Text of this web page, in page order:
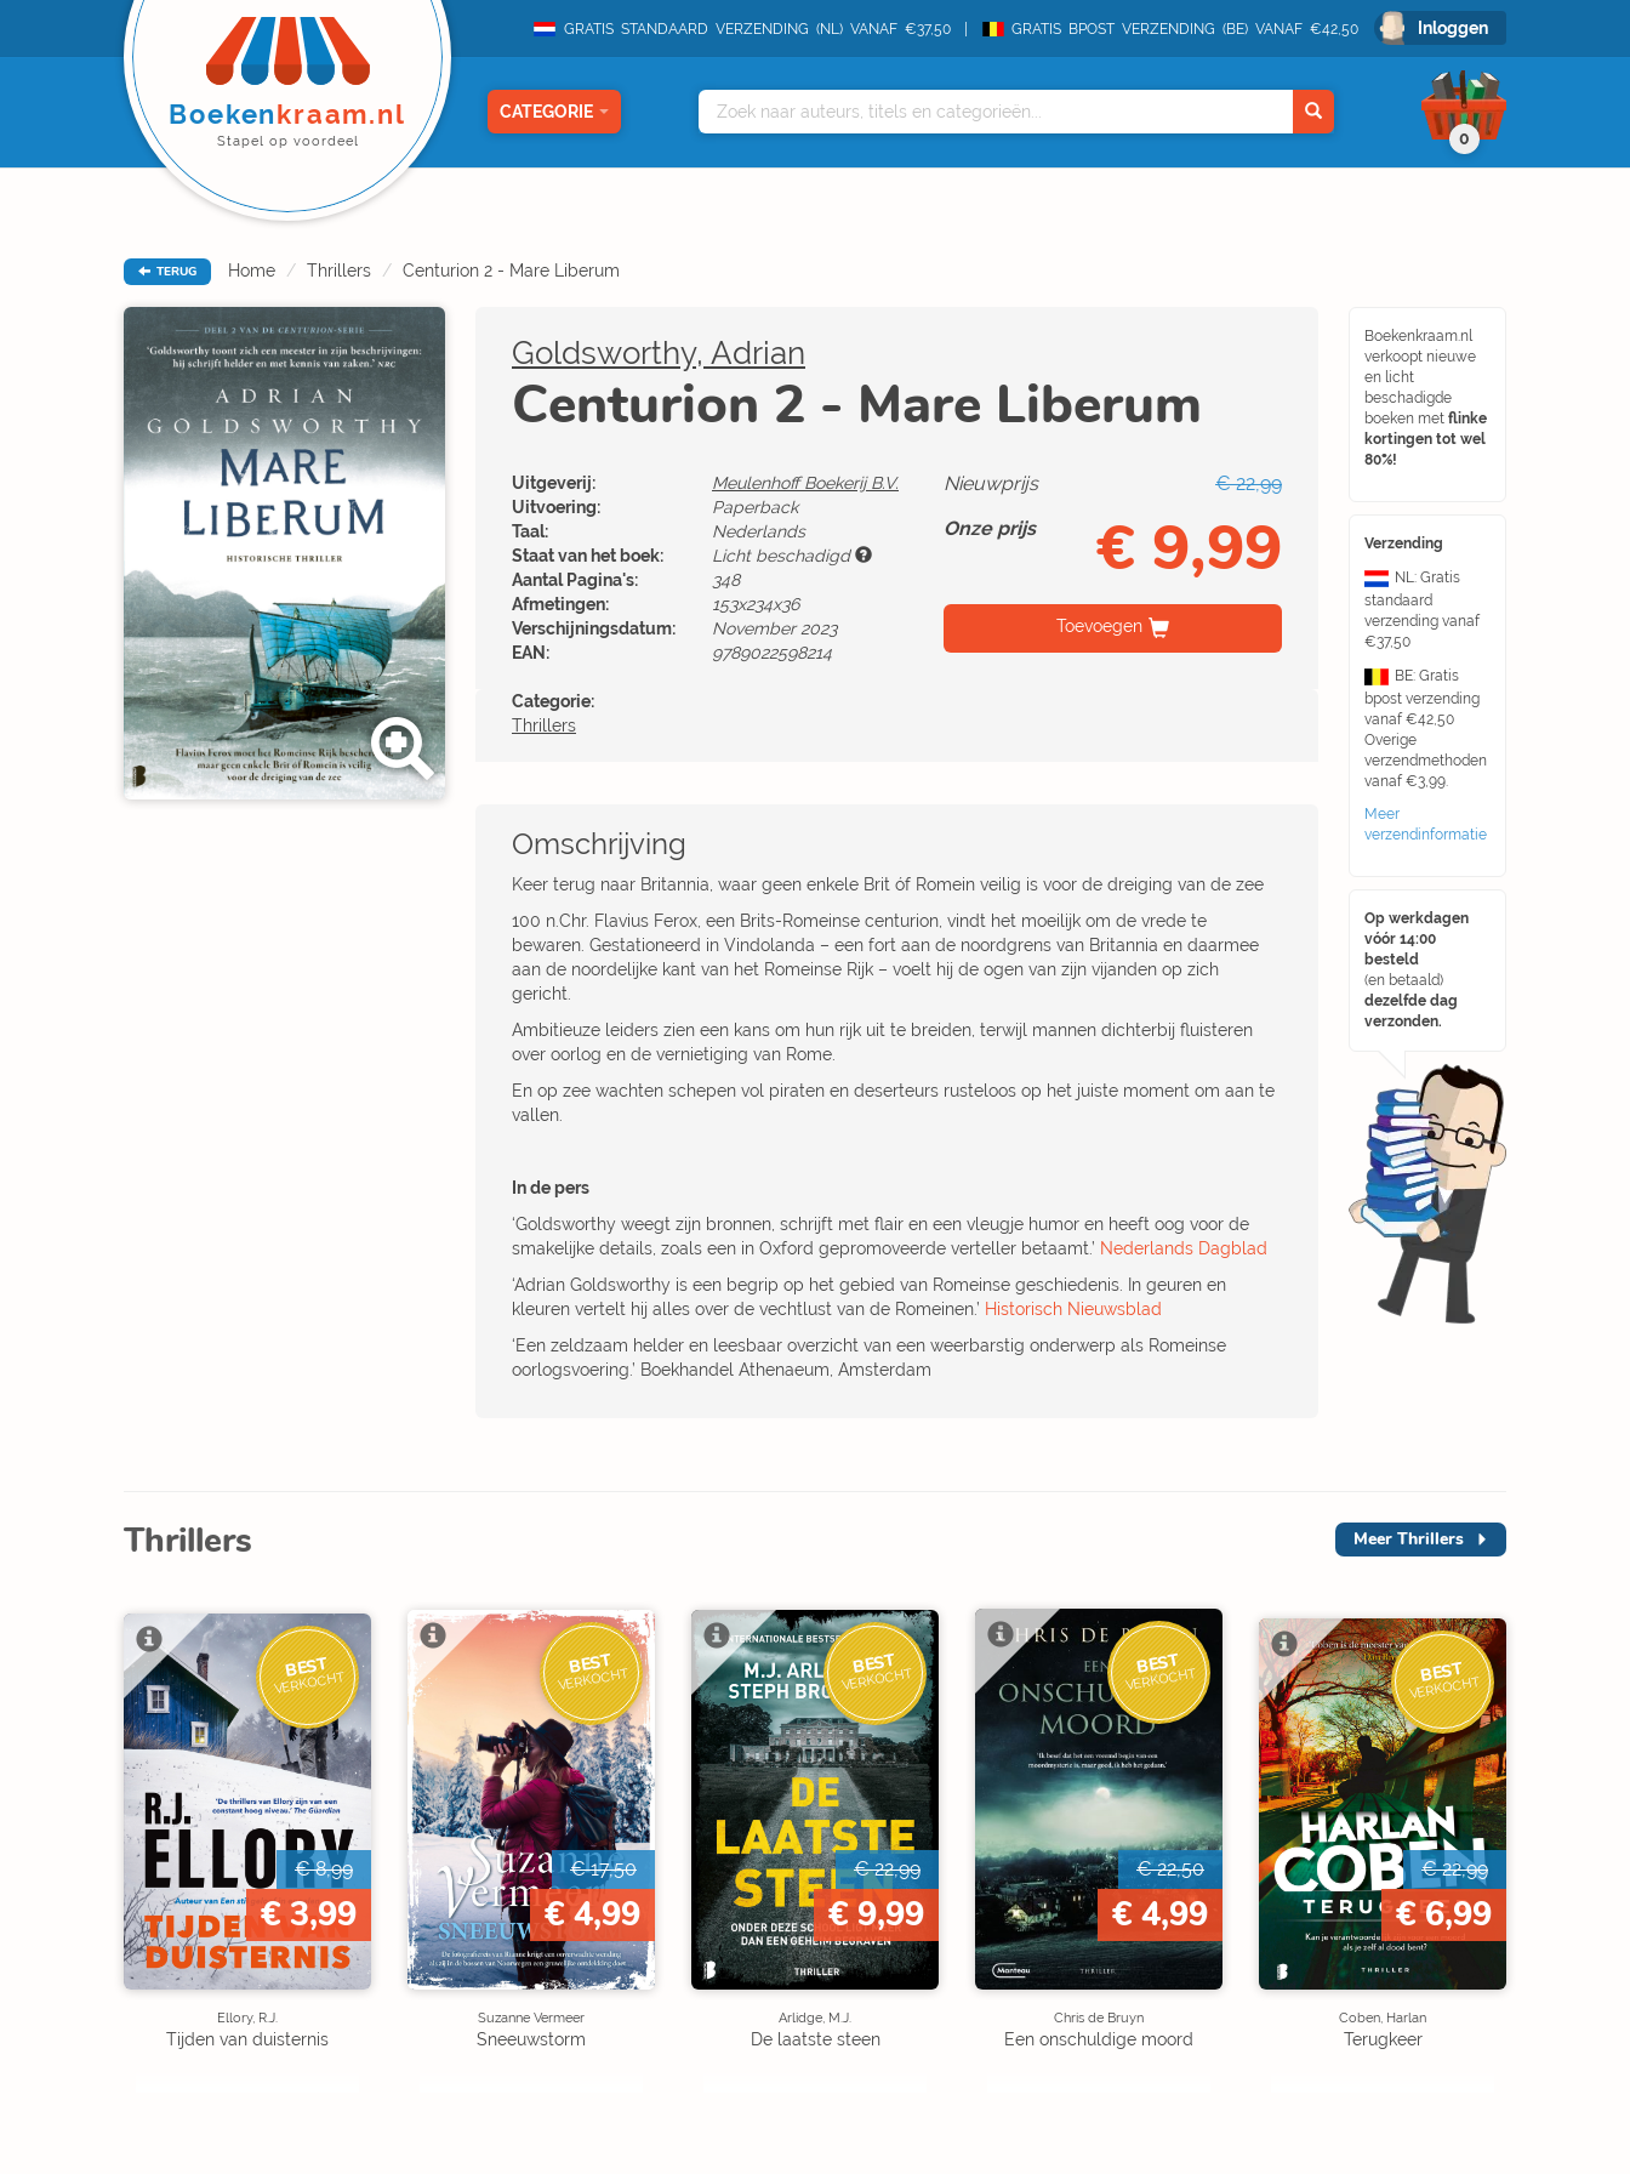
GRATIS STANDAARD VERZENDING (NL) VANAF €37,50 GRATIS BPOST VERZENDING (BE) VANAF €42,50 Inloggen
Boekenkraam.nl
Stapel op voordeel
CATEGORIE
0
TERUG Home Thrillers Centurion 2 - Mare Liberum
Boekenkraam.nl
verkoopt nieuwe
en licht
beschadigde
boeken met flinke
kortingen tot wel
80%!
Verzending
NL: Gratis
standaard
verzending vanaf
€37,50
BE: Gratis
bpost verzending
vanaf €42,50
Overige
verzendmethoden
vanaf €3,99.
Meer
verzendinformatie
Op werkdagen
vóór 14:00
besteld
(en betaald)
dezelfde dag
verzonden.
Goldsworthy, Adrian
Centurion 2 - Mare Liberum
Uitgeverij:
Meulenhoff Boekerij B.V.
Uitvoering:
Paperback
Taal:
Nederlands
Staat van het boek:
Licht beschadigd
Aantal Pagina's:
348
Afmetingen:
153x234x36
Verschijningsdatum:
November 2023
EAN:
9789022598214
Nieuwprijs
€ 22,99
Onze prijs
€ 9,99
Toevoegen
Categorie:
Thrillers
Omschrijving
Keer terug naar Britannia, waar geen enkele Brit óf Romein veilig is voor de dreiging van de zee
100 n.Chr. Flavius Ferox, een Brits-Romeinse centurion, vindt het moeilijk om de vrede te
bewaren. Gestationeerd in Vindolanda – een fort aan de noordgrens van Britannia en daarmee
aan de noordelijke kant van het Romeinse Rijk – voelt hij de ogen van zijn vijanden op zich
gericht.
Ambitieuze leiders zien een kans om hun rijk uit te breiden, terwijl ­mannen dichterbij fluisteren
over oorlog en de vernietiging van Rome.
En op zee wachten schepen vol piraten en deserteurs rusteloos op het juiste moment om aan te
vallen.
In de pers
‘Goldsworthy weegt zijn bronnen, schrijft met flair en een vleugje humor en heeft oog voor de
smakelijke details, zoals een in Oxford gepromoveerde verteller betaamt.’ Nederlands Dagblad
‘Adrian Goldsworthy is een begrip op het gebied van Romeinse geschiedenis. In geuren en
kleuren vertelt hij alles over de vechtlust van de Romeinen.’ Historisch Nieuwsblad
‘Een zeldzaam helder en leesbaar overzicht van een weerbarstig onderwerp als Romeinse
oorlogsvoering.’ Boekhandel Athenaeum, Amsterdam
Thrillers Meer Thrillers
BEST
VERKOCHT
€ 8,99
€ 3,99
Ellory, R.J.
Tijden van duisternis
BEST
VERKOCHT
€ 17,50
€ 4,99
Suzanne Vermeer
Sneeuwstorm
BEST
VERKOCHT
€ 22,99
€ 9,99
Arlidge, M.J.
De laatste steen
BEST
VERKOCHT
€ 22,50
€ 4,99
Chris de Bruyn
Een onschuldige moord
BEST
VERKOCHT
€ 22,99
€ 6,99
Coben, Harlan
Terugkeer